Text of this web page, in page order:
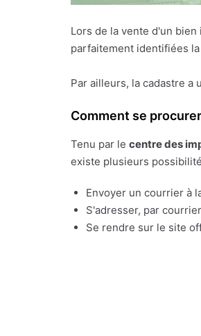
Lors de la vente d'un
parfaitement identifiées
Par ailleurs, la cadastre
Comment se
Tenu par le centre des
existe plusieurs
Envoyer un courrier à
S'adresser, par
Se rendre sur le site